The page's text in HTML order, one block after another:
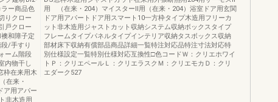
ー商品色
りクロー
戸クロー
和障子定
/手すり
ーム階段
内物干し
枠在来用木
在来・
ア用アパー
非木造用
用 （在来・204）マイスターⅡ用（在来・204）浴室ドア用玄関
ドア用アパートドア用スマート10一方枠タイプ木造用フリーカ
ット非木造用ジャストカット収納システム収納ボックスタイプ
フレームタイプパネルタイプインテリア収納タスボックス収納
部材床下収納有償部品商品詳細一覧特注対応品特注寸法対応特
別仕様設定一覧特別仕様対応互換性□色コードＷ：クリエホワイ
トＰ：クリエペールＬ：クリエラスクＭ：クリエモカＤ：クリ
エダーク527